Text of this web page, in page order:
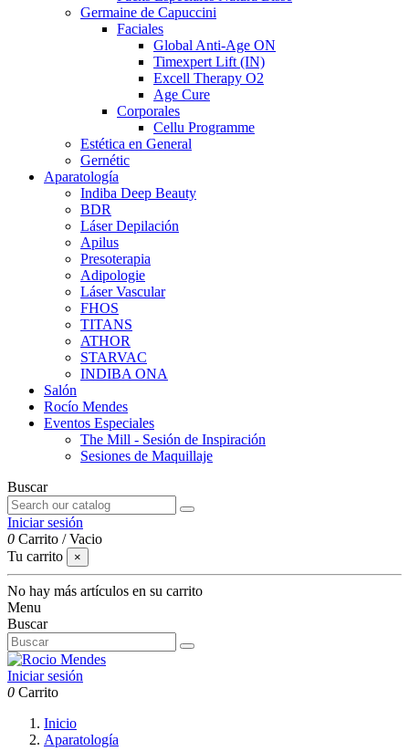
Germaine de Capuccini
Faciales
Global Anti-Age ON
Timexpert Lift (IN)
Excell Therapy O2
Age Cure
Corporales
Cellu Programme
Estética en General
Gernétic
Aparatología
Indiba Deep Beauty
BDR
Láser Depilación
Apilus
Presoterapia
Adipologie
Láser Vascular
FHOS
TITANS
ATHOR
STARVAC
INDIBA ONA
Salón
Rocío Mendes
Eventos Especiales
The Mill - Sesión de Inspiración
Sesiones de Maquillaje
Buscar
Iniciar sesión
0 Carrito /Vacio
Tu carrito
×
No hay más artículos en su carrito
Menu
Buscar
Iniciar sesión
0 Carrito
Inicio
Aparatología